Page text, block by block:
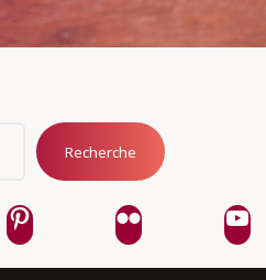
Recherche
Pinterest Flickr